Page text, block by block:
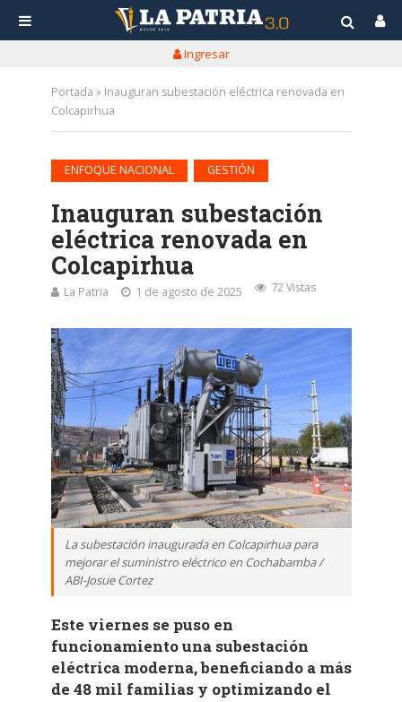
Ingresar
Portada » Inauguran subestación eléctrica renovada en
Colcapirhua
ENFOQUE NACIONAL GESTIÓN
Inauguran subestación
eléctrica renovada en
Colcapirhua
La Patria 1 de agosto de 2025 72 Vistas
La subestación inaugurada en Colcapirhua para
mejorar el suministro eléctrico en Cochabamba /
ABI-Josue Cortez
Este viernes se puso en
funcionamiento una subestación
eléctrica moderna, beneficiando a más
de 48 mil familias y optimizando el